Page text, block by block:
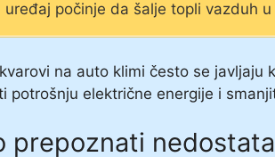
uređaj počinje da šalje topli vazduh u
na auto klimi često se
potrošnju električne energije i
prepoznati